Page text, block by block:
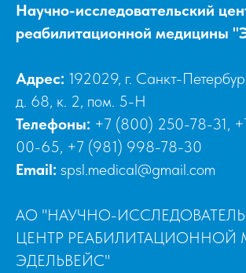
Научно-исследовательский
реабилитационной медицины
Адрес: 192029, г. Санкт-
д. 68, к. 2, пом. 5-Н
Телефоны: +7 (800) 250-78-31,
00-65, +7 (981) 998-78-30
Email: spsl.medical@gmail.com
АО "НАУЧНО-
ЦЕНТР
ЭДЕЛЬВЕЙС"